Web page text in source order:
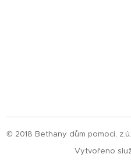
© 2018 Bethany dům pomoci,
Vytvořeno